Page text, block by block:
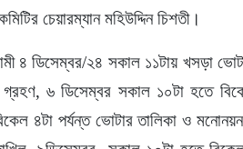
চেয়ারম্যান মহিউদ্দিন চিশতী।
৪ ডিসেম্বর/২৪ সকাল ১১টায় খসড়া
৬ ডিসেম্বর সকাল ১০টা হতে
৪টা পর্যন্ত ভোটার তালিকা ও